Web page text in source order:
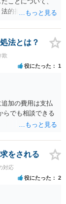
的措置を採って
してよいかどう
つこいようであ
になるかもしれま
法とは？
欺
役にたった 1
加の費用は支払
らでも相談できる
をされる
対応
役にたった 2